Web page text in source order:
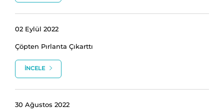
02 Eylül 2022
Çöpten Pırlanta Çıkarttı
İNCELE
30 Ağustos 2022